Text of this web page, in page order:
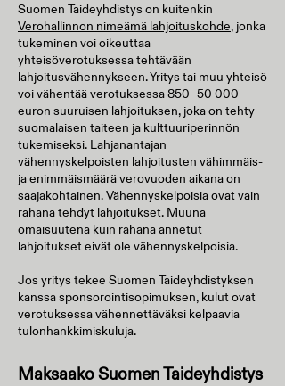
Suomen Taideyhdistys on kuitenkin
Verohallinnon nimeämä lahjoituskohde, jonka
tukeminen voi oikeuttaa
yhteisöverotuksessa tehtävään
lahjoitusvähennykseen. Yritys tai muu yhteisö
voi vähentää verotuksessa 850–50 000
euron suuruisen lahjoituksen, joka on tehty
suomalaisen taiteen ja kulttuuriperinnön
tukemiseksi. Lahjanantajan
vähennyskelpoisten lahjoitusten vähimmäis-
ja enimmäismäärä verovuoden aikana on
saajakohtainen. Vähennyskelpoisia ovat vain
rahana tehdyt lahjoitukset. Muuna
omaisuutena kuin rahana annetut
lahjoitukset eivät ole vähennyskelpoisia.
Jos yritys tekee Suomen Taideyhdistyksen
kanssa sponsorointisopimuksen, kulut ovat
verotuksessa vähennettäväksi kelpaavia
tulonhankkimiskuluja.
Maksaako Suomen Taideyhdistys